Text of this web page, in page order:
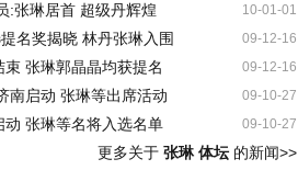
10-01-01
:张琳居首 超级丹辉煌
09-12-16
名奖揭晓 林丹张琳入围
09-12-16
张琳郭晶晶均获提名
09-10-27
南启动 张琳等出席活动
09-10-27
张琳等名将入选名单
更多关于 张琳 体坛的新闻>>